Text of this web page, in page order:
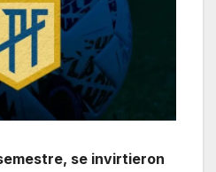
se invirtieron